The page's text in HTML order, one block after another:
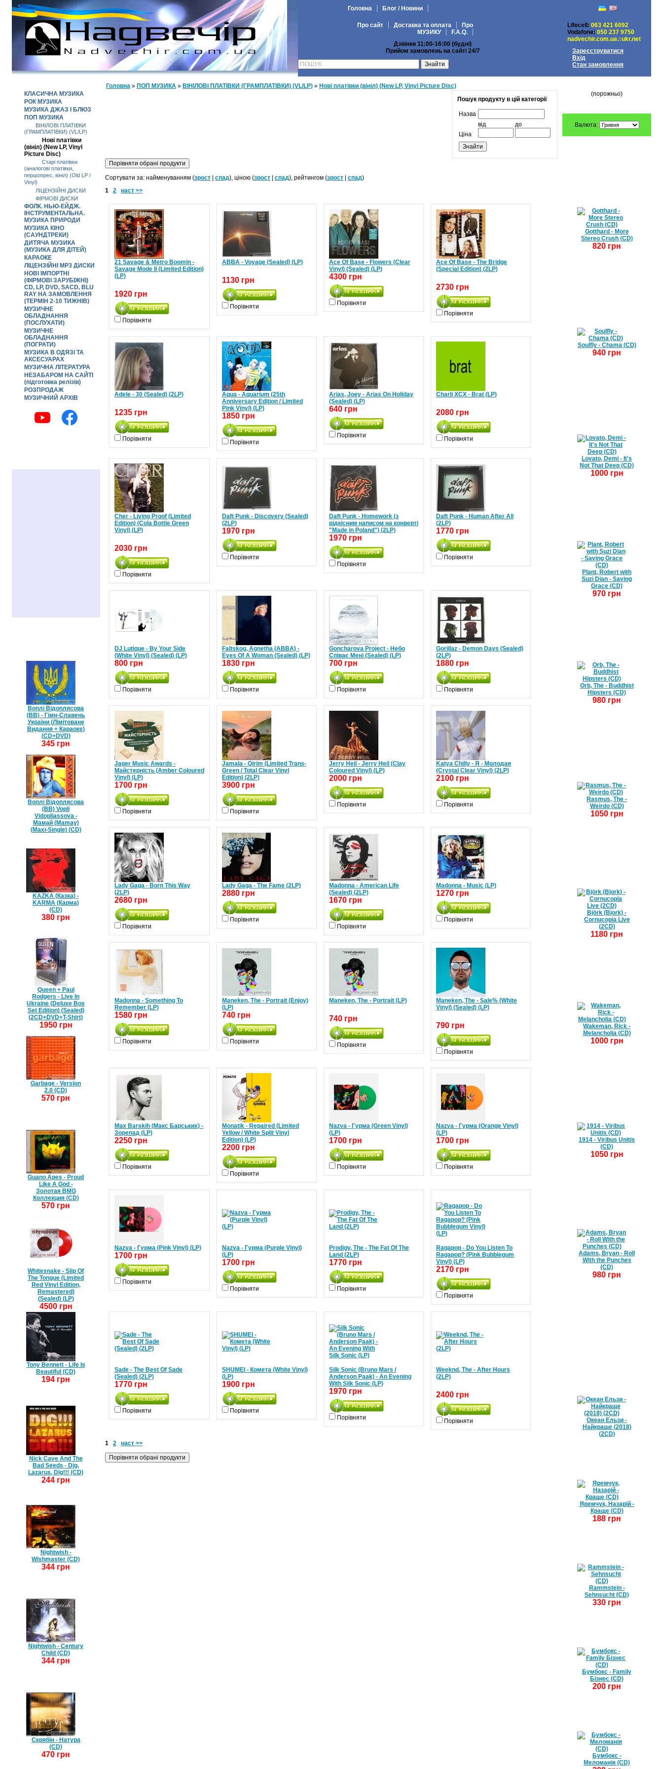
Головна Блог / Новини
Про сайт Доставка та оплата
Про
МУЗИКУ
F.A.Q.
Дзвінки 11:00-16:00 (будні)
Прийом замовлень на сайті 24/7
Lifecell: 063 421 6092
Vodafone: 050 237 9750
nadvechir.com.ua♫ukr.net
Зареєструватися
Вхід
Стан замовлення
КЛАСИЧНА МУЗИКА
РОК МУЗИКА
МУЗИКА ДЖАЗ І БЛЮЗ
ПОП МУЗИКА
ВІНІЛОВІ ПЛАТІВКИ
(ГРАМПЛАТІВКИ) (VL/LP)
Нові платівки
(вініл) (New LP, Vinyl
Picture Disc)
Старі платівки
(аналогові платівки,
першопрес, вініл) (Old LP /
Vinyl)
ЛІЦЕНЗІЙНІ ДИСКИ
ФІРМОВІ ДИСКИ
ФОЛК. НЬЮ-ЕЙДЖ.
ІНСТРУМЕНТАЛЬНА.
МУЗИКА ПРИРОДИ
МУЗИКА КІНО
(САУНДТРЕКИ)
ДИТЯЧА МУЗИКА
(МУЗИКА ДЛЯ ДІТЕЙ)
КАРАОКЕ
ЛІЦЕНЗІЙНІ MP3 ДИСКИ
НОВІ ІМПОРТНІ
(ФІРМОВІ ЗАРУБІЖНІ)
CD, LP, DVD, SACD, BLU
RAY НА ЗАМОВЛЕННЯ
(ТЕРМІН 2-10 ТИЖНІВ)
МУЗИЧНЕ
ОБЛАДНАННЯ
(ПОСЛУХАТИ)
МУЗИЧНЕ
ОБЛАДНАННЯ
(ПОГРАТИ)
МУЗИКА В ОДЯЗІ ТА
АКСЕСУАРАХ
МУЗИЧНА ЛІТЕРАТУРА
НЕЗАБАРОМ НА САЙТІ
(підготовка релізів)
РОЗПРОДАЖ
МУЗИЧНИЙ АРХІВ
Воплі Відоплясова
(ВВ) - Гімн-Славень
України (Лімітоване
Видання + Караоке)
(CD+DVD)
345 грн
Воплі Відоплясова
(ВВ) Vopli
Vidopliassova -
Мамай (Mamay)
(Maxi-Single) (CD)
KAZKA (Казка) -
KARMA (Карма)
(CD)
380 грн
Queen + Paul
Rodgers - Live In
Ukraine (Deluxe Box
Set Edition) (Sealed)
(2CD+DVD+T-Shirt)
1950 грн
Garbage - Version
2.0 (CD)
570 грн
Guano Apes - Proud
Like A God -
Золотая BMG
Коллекция (CD)
570 грн
Whitesnake - Slip Of
The Tongue (Limited
Red Vinyl Edition,
Remastered)
(Sealed) (LP)
4500 грн
Tony Bennett - Life Is
Beautiful (CD)
194 грн
Nick Cave And The
Bad Seeds - Dig,
Lazarus, Dig!!! (CD)
244 грн
Nightwish -
Wishmaster (CD)
344 грн
Nightwish - Century
Child (CD)
344 грн
Скрябін - Натура
(CD)
470 грн
Головна » ПОП МУЗИКА » ВІНІЛОВІ ПЛАТІВКИ (ГРАМПЛАТІВКИ) (VL/LP) » Нові платівки (вініл) (New LP, Vinyl Picture Disc)
Пошук продукту в цій категорії
Назва
Ціна
від до
Сортувати за: найменуванням (зрост спад), ціною (зрост спад), рейтингом (зрост спад)
1
2 наст >>
21 Savage & Metro Boomin -
Savage Mode II (Limited Edition)
(LP)
1920 грн
Порівняти
ABBA - Voyage (Sealed) (LP)
1130 грн
Порівняти
Ace Of Base - Flowers (Clear
Vinyl) (Sealed) (LP)
4300 грн
Порівняти
Ace Of Base - The Bridge
(Special Edition) (2LP)
2730 грн
Порівняти
Adele - 30 (Sealed) (2LP)
1235 грн
Порівняти
Aqua - Aquarium (25th
Anniversary Edition / Limited
Pink Vinyl) (LP)
1850 грн
Порівняти
Arias, Joey - Arias On Holiday
(Sealed) (LP)
640 грн
Порівняти
Charli XCX - Brat (LP)
2080 грн
Порівняти
Cher - Living Proof (Limited
Edition) (Cola Bottle Green
Vinyl) (LP)
2030 грн
Порівняти
Daft Punk - Discovery (Sealed)
(2LP)
1970 грн
Порівняти
Daft Punk - Homework (з
рідкісним написом на конверті
"Made in Poland") (2LP)
1970 грн
Порівняти
Daft Punk - Human After All
(2LP)
1770 грн
Порівняти
DJ Lutique - By Your Side
(White Vinyl) (Sealed) (LP)
800 грн
Порівняти
Faltskog, Agnetha (ABBA) -
Eyes Of A Woman (Sealed) (LP)
1830 грн
Порівняти
Goncharova Project - Небо
Співає Мені (Sealed) (LP)
700 грн
Порівняти
Gorillaz - Demon Days (Sealed)
(2LP)
1880 грн
Порівняти
Jager Music Awards -
Майстерність (Amber Coloured
Vinyl) (LP)
1700 грн
Порівняти
Jamala - Qirim (Limited Trans-
Green / Total Clear Vinyl
Edition) (2LP)
3900 грн
Порівняти
Jerry Heil - Jerry Heil (Clay
Coloured Vinyl) (LP)
2000 грн
Порівняти
Katya Chilly - Я - Молодая
(Crystal Clear Vinyl) (2LP)
2100 грн
Порівняти
Lady Gaga - Born This Way
(2LP)
2680 грн
Порівняти
Lady Gaga - The Fame (2LP)
2880 грн
Порівняти
Madonna - American Life
(Sealed) (2LP)
1670 грн
Порівняти
Madonna - Music (LP)
1270 грн
Порівняти
Madonna - Something To
Remember (LP)
1580 грн
Порівняти
Maneken, The - Portrait (Enjoy)
(LP)
740 грн
Порівняти
Maneken, The - Portrait (LP)
740 грн
Порівняти
Maneken, The - Sale% (White
Vinyl) (Sealed) (LP)
790 грн
Порівняти
Max Barskih (Макс Барських) -
Зорепад (LP)
2250 грн
Порівняти
Monatik - Repaired (Limited
Yellow / White Split Vinyl
Edition) (LP)
2200 грн
Порівняти
Nazva - Гурма (Green Vinyl)
(LP)
1700 грн
Порівняти
Nazva - Гурма (Orange Vinyl)
(LP)
1700 грн
Порівняти
Nazva - Гурма (Pink Vinyl) (LP)
1700 грн
Порівняти
Nazva - Гурма (Purple Vinyl)
(LP)
1700 грн
Порівняти
Prodigy, The - The Fat Of The
Land (2LP)
1770 грн
Порівняти
Ragapop - Do You Listen To
Ragapop? (Pink Bubblegum
Vinyl) (LP)
2170 грн
Порівняти
Sade - The Best Of Sade
(Sealed) (2LP)
1770 грн
Порівняти
SHUMEI - Комета (White Vinyl)
(LP)
1900 грн
Порівняти
Silk Sonic (Bruno Mars /
Anderson Paak) - An Evening
With Silk Sonic (LP)
1970 грн
Порівняти
Weeknd, The - After Hours
(2LP)
2400 грн
Порівняти
1 2 наст >>
(порожньо)
Валюта:
Gotthard - More
Stereo Crush (CD)
820 грн
Soulfly - Chama (CD)
940 грн
Lovato, Demi - It's
Not That Deep (CD)
1000 грн
Plant, Robert with
Suzi Dian - Saving
Grace (CD)
970 грн
Orb, The - Buddhist
Hipsters (CD)
980 грн
Rasmus, The -
Weirdo (CD)
1050 грн
Björk (Bjork) -
Cornucopia Live
(2CD)
1180 грн
Wakeman, Rick -
Melancholia (CD)
1000 грн
1914 - Viribus Unitis
(CD)
1050 грн
Adams, Bryan - Roll
With the Punches
(CD)
980 грн
Океан Ельзи -
Найкраще (2018)
(2CD)
Яремчук, Назарій -
Краще (CD)
188 грн
Rammstein -
Sehnsucht (CD)
330 грн
Бумбокс - Family
Бізнес (CD)
200 грн
Бумбокс -
Меломанія (CD)